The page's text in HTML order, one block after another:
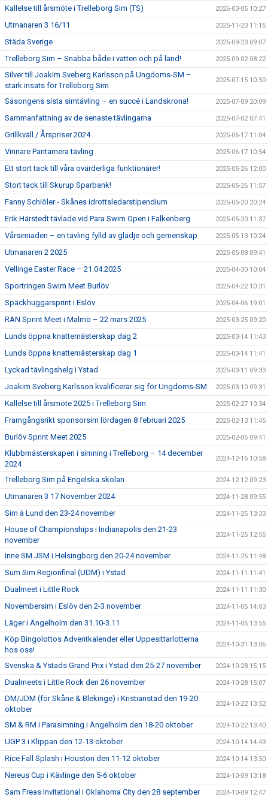
Kallelse till årsmöte i Trelleborg Sim (TS) 2026-03-05 10:27
Utmanaren 3 16/11 2025-11-20 11:15
Städa Sverige 2025-09-23 09:07
Trelleborg Sim – Snabba både i vatten och på land! 2025-09-02 08:22
Silver till Joakim Sveberg Karlsson på Ungdoms-SM –
stark insats för Trelleborg Sim
2025-07-15 10:50
Säsongens sista simtävling – en succé i Landskrona! 2025-07-09 20:09
Sammanfattning av de senaste tävlingarna 2025-07-02 07:41
Grillkväll / Årspriser 2024 2025-06-17 11:04
Vinnare Pantamera tävling 2025-06-17 10:54
Ett stort tack till våra ovärderliga funktionärer! 2025-05-26 12:00
Stort tack till Skurup Sparbank! 2025-05-26 11:57
Fanny Schiöler - Skånes idrottsledarstipendium 2025-05-20 20:24
Erik Härstedt tävlade vid Para Swim Open i Falkenberg 2025-05-20 11:37
Vårsimiaden – en tävling fylld av glädje och gemenskap 2025-05-13 10:24
Utmanaren 2 2025 2025-05-08 09:41
Vellinge Easter Race – 21.04.2025 2025-04-30 10:04
Sportringen Swim Meet Burlöv 2025-04-22 10:31
Späckhuggarsprint i Eslöv 2025-04-06 19:01
RAN Sprint Meet i Malmö – 22 mars 2025 2025-03-25 09:20
Lunds öppna knattemästerskap dag 2 2025-03-14 11:43
Lunds öppna knattemästerskap dag 1 2025-03-14 11:41
Lyckad tävlingshelg i Ystad 2025-03-11 09:33
Joakim Sveberg Karlsson kvalificerar sig för Ungdoms-SM 2025-03-10 09:31
Kallelse till årsmöte 2025 i Trelleborg Sim 2025-02-27 10:34
Framgångsrikt sponsorsim lördagen 8 februari 2025 2025-02-13 11:45
Burlöv Sprint Meet 2025 2025-02-05 09:41
Klubbmästerskapen i simning i Trelleborg – 14 december
2024
2024-12-16 10:58
Trelleborg Sim på Engelska skolan 2024-12-12 09:23
Utmanaren 3 17 November 2024 2024-11-28 09:55
Sim à Lund den 23-24 november 2024-11-25 13:33
House of Championships i Indianapolis den 21-23
november
2024-11-25 12:55
Inne SM JSM i Helsingborg den 20-24 november 2024-11-25 11:48
Sum Sim Regionfinal (UDM) i Ystad 2024-11-11 11:41
Dualmeet i Little Rock 2024-11-11 11:30
Novembersim i Eslöv den 2-3 november 2024-11-05 14:03
Läger i Ängelholm den 31.10-3.11 2024-11-05 13:55
Köp Bingolottos Adventkalender eller Uppesittarlotterna
hos oss!
2024-10-31 13:06
Svenska & Ystads Grand Prix i Ystad den 25-27 november 2024-10-28 15:15
Dualmeets i Little Rock den 26 november 2024-10-28 15:07
DM/JDM (för Skåne & Blekinge) i Kristianstad den 19-20
oktober
2024-10-22 13:52
SM & RM i Parasimning i Ängelholm den 18-20 oktober 2024-10-22 13:40
UGP 3 i Klippan den 12-13 oktober 2024-10-14 14:43
Rice Fall Splash i Houston den 11-12 oktober 2024-10-14 13:50
Nereus Cup i Kävlinge den 5-6 oktober 2024-10-09 13:18
Sam Freas Invitational i Oklahoma City den 28 september 2024-10-09 12:47